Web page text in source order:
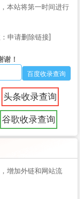
本站将第一时间进行
：申请删除链接]
谢！
头条收录查询
谷歌收录查询
增加外链和网站流